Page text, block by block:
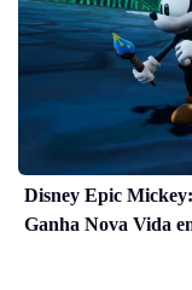
Disney Epic
Ganha Nova Vida